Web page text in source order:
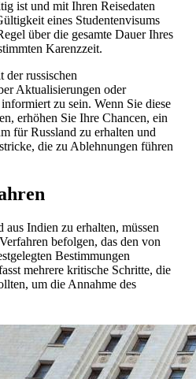
ist und mit Ihren Reisedaten
eines Studentenvisums
über die gesamte Dauer Ihres
Karenzzeit.
der russischen
Aktualisierungen oder
zu sein. Wenn Sie diese
erhöhen Sie Ihre Chancen, ein
für Russland zu erhalten und
die zu Ablehnungen führen
Indien zu erhalten, müssen
befolgen, das den von
Bestimmungen
mehrere kritische Schritte, die
um die Annahme des